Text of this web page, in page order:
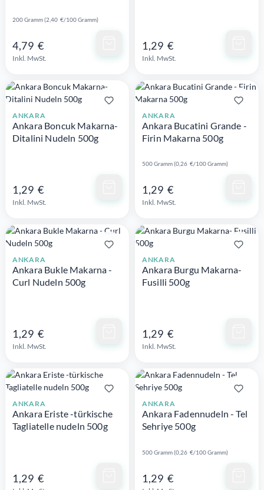
200 Gramm (2,40 €/100 Gramm)
4,79 €
Inkl. MwSt.
1,29 €
Inkl. MwSt.
ANKARA
Ankara Boncuk Makarna-
Ditalini Nudeln 500g
1,29 €
Inkl. MwSt.
ANKARA
Ankara Bucatini Grande -
Firin Makarna 500g
500 Gramm (0,26 €/100 Gramm)
1,29 €
Inkl. MwSt.
ANKARA
Ankara Bukle Makarna -
Curl Nudeln 500g
1,29 €
Inkl. MwSt.
ANKARA
Ankara Burgu Makarna-
Fusilli 500g
1,29 €
Inkl. MwSt.
ANKARA
Ankara Eriste -türkische
Tagliatelle nudeln 500g
1,29 €
ANKARA
Ankara Fadennudeln - Tel
Sehriye 500g
500 Gramm (0,26 €/100 Gramm)
1,29 €